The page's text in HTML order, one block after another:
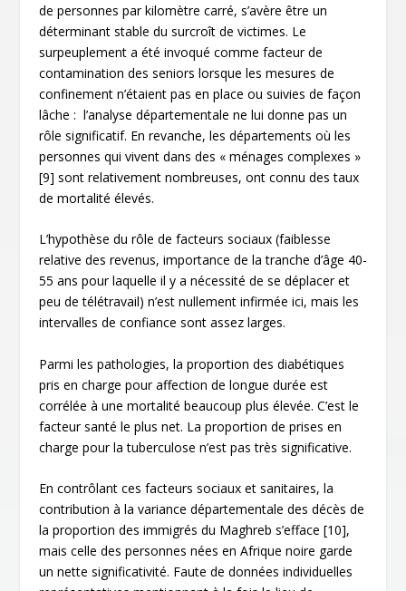
de personnes par kilomètre carré, s’avère être un
déterminant stable du surcroît de victimes. Le
surpeuplement a été invoqué comme facteur de
contamination des seniors lorsque les mesures de
confinement n’étaient pas en place ou suivies de façon
lâche : l’analyse départementale ne lui donne pas un
rôle significatif. En revanche, les départements où les
personnes qui vivent dans des « ménages complexes »
[9] sont relativement nombreuses, ont connu des taux
de mortalité élevés.
L’hypothèse du rôle de facteurs sociaux (faiblesse
relative des revenus, importance de la tranche d’âge 40-
55 ans pour laquelle il y a nécessité de se déplacer et
peu de télétravail) n’est nullement infirmée ici, mais les
intervalles de confiance sont assez larges.
Parmi les pathologies, la proportion des diabétiques
pris en charge pour affection de longue durée est
corrélée à une mortalité beaucoup plus élevée. C’est le
facteur santé le plus net. La proportion de prises en
charge pour la tuberculose n’est pas très significative.
En contrôlant ces facteurs sociaux et sanitaires, la
contribution à la variance départementale des décès de
la proportion des immigrés du Maghreb s’efface [10],
mais celle des personnes nées en Afrique noire garde
un nette significativité. Faute de données individuelles